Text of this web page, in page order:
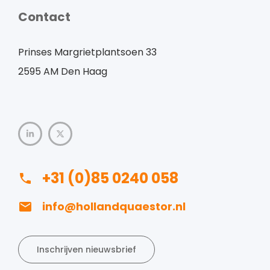
Contact
Prinses Margrietplantsoen 33
2595 AM Den Haag
+31 (0)85 0240 058
info@hollandquaestor.nl
Inschrijven nieuwsbrief